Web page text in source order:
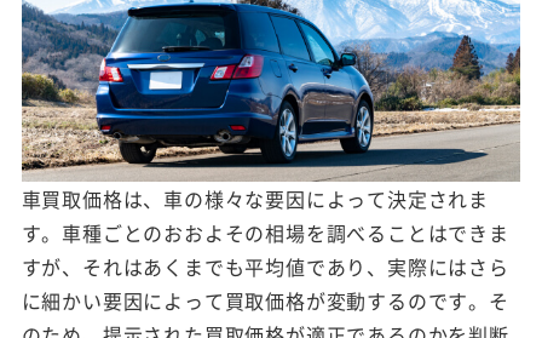
車買取価格は、車の様々な要因によって決定されま
す。車種ごとのおおよその相場を調べることはできま
すが、それはあくまでも平均値であり、実際にはさら
に細かい要因によって買取価格が変動するのです。そ